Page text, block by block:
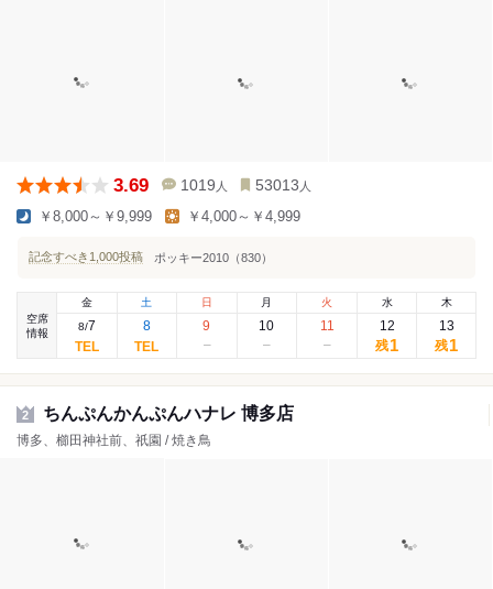
3.69 1019 人 53013 人
￥8,000～￥9,999 ￥4,000～￥4,999
記念すべき1,000投稿 ポッキー2010（830）
空席
情報
金
8/7
土
8
日
9
月
10
火
11
水
12
残1
木
13
残1
2 ちんぷんかんぷんハナレ 博多店
博多、櫛田神社前、祇園 / 焼き鳥